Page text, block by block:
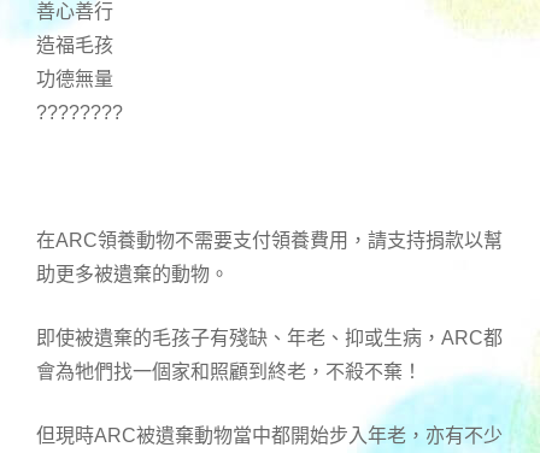
善心善行
造福毛孩
功德無量
????????
在ARC領養動物不需要支付領養費用，請支持捐款以幫
助更多被遺棄的動物。
即使被遺棄的毛孩子有殘缺、年老、抑或生病，ARC都
會為牠們找一個家和照顧到終老，不殺不棄！
但現時ARC被遺棄動物當中都開始步入年老，亦有不少